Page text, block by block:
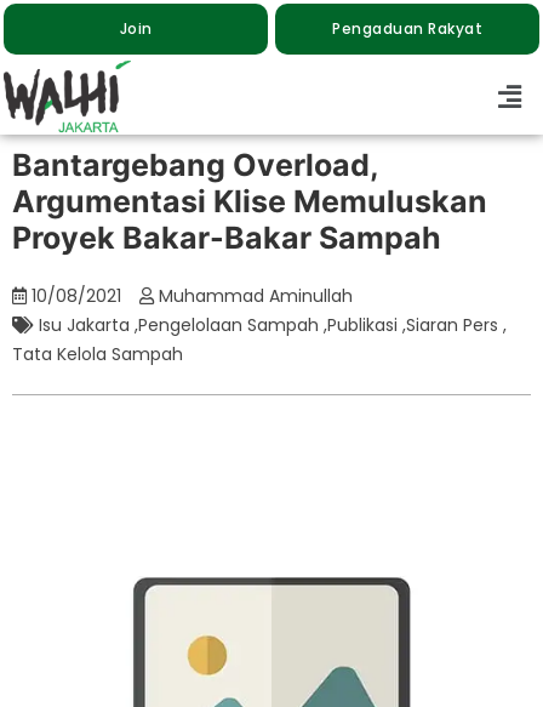
Join Pengaduan Rakyat
Bantargebang Overload,
Argumentasi Klise Memuluskan
Proyek Bakar-Bakar Sampah
10/08/2021
Muhammad Aminullah
Isu Jakarta ,Pengelolaan Sampah ,Publikasi ,Siaran Pers ,
Tata Kelola Sampah